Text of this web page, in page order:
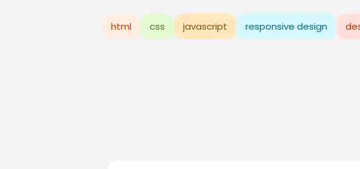
html css javascript responsive design